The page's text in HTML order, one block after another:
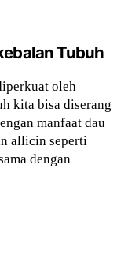
Tubuh
oleh
kita bisa diserang
manfaat dau
allicin seperti
dengan